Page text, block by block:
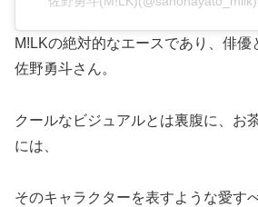
M!LKの絶対的なエースであり、俳優
佐野勇斗さん。
クールなビジュアルとは裏腹に、お
には、
そのキャラクターを表すような愛す